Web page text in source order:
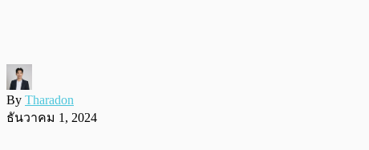
By Tharadon
ธันวาคม 1, 2024